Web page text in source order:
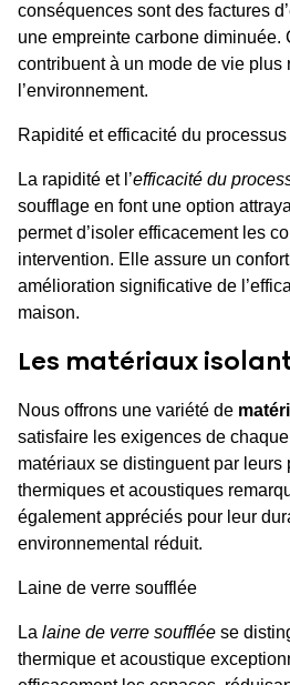
conséquences sont des factures
une empreinte carbone diminuée.
contribuent à un mode de vie plus
l’environnement.
Rapidité et efficacité du processus
La rapidité et l’efficacité du
soufflage en font une option
permet d’isoler efficacement les
intervention. Elle assure un
amélioration significative de
maison.
Les matériaux
Nous offrons une variété de
satisfaire les exigences de
matériaux se distinguent par leurs
thermiques et acoustiques
également appréciés pour leur
environnemental réduit.
Laine de verre soufflée
La laine de verre soufflée se
thermique et acoustique